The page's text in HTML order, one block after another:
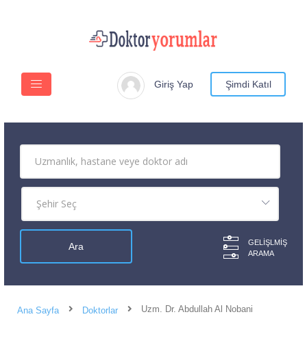
Giriş Yap Şimdi Katıl
GELIŞLMIŞ
ARAMA
Ana Sayfa Doktorlar Uzm. Dr. Abdullah Al Nobani